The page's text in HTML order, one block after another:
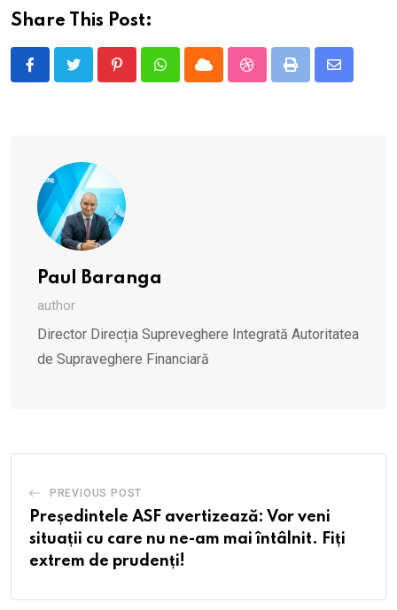
Share This Post:
PinterestWhatsappCloud StumbleUpon
Print
Share
Paul Baranga
author
Director Direcția Supreveghere Integrată Autoritatea
de Supraveghere Financiară
PREVIOUS POST
Președintele ASF avertizează: Vor veni
situații cu care nu ne-am mai întâlnit. Fiți
extrem de prudenți!